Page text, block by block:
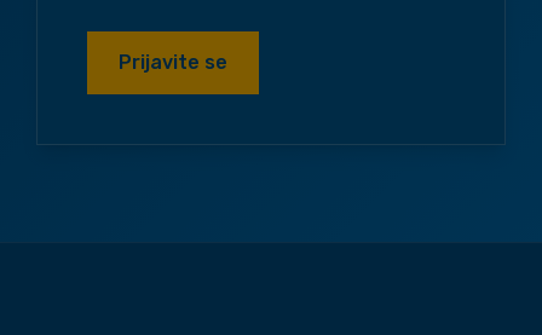
Prijavite se